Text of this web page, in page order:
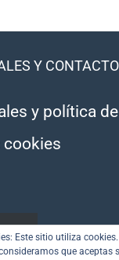
Y CONTACTO
y política
cookies
Este sitio utiliza
que aceptas